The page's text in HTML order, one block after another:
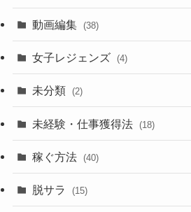
動画編集 (38)
女子レジェンズ (4)
未分類 (2)
未経験・仕事獲得法 (18)
稼ぐ方法 (40)
脱サラ (15)